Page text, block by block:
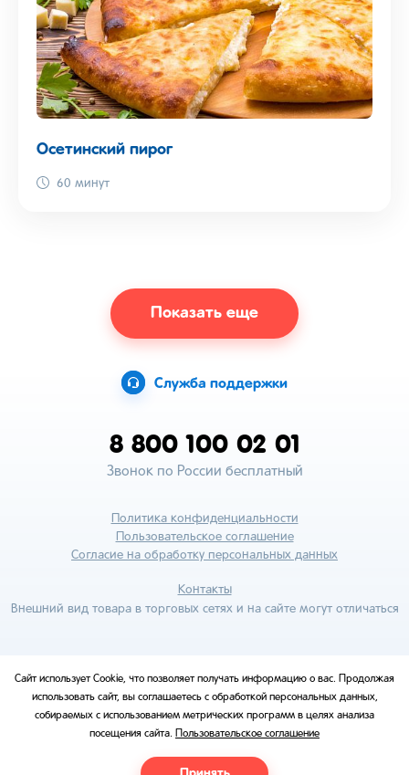
Осетинский пирог
60 минут
Показать еще
Служба поддержки
8 800 100 02 01
Звонок по России бесплатный
Политика конфиденциальности
Пользовательское соглашение
Согласие на обработку персональных данных
Контакты
Внешний вид товара в торговых сетях и на сайте могут отличаться
Сайт использует Cookie, что позволяет получать информацию о вас. Продолжая
использовать сайт, вы соглашаетесь с обработкой персональных данных,
собираемых с использованием метрических программ в целях анализа
посещения сайта. Пользовательское соглашение